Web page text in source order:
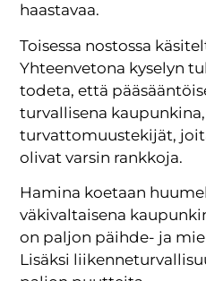
haastavaa.
Toisessa nostossa
Yhteenvetona kyselyn
todeta, että
turvallisena
turvattomuustekijät,
olivat varsin rankkoja.
Hamina koetaan
väkivaltaisena
on paljon päihde- ja
Lisäksi